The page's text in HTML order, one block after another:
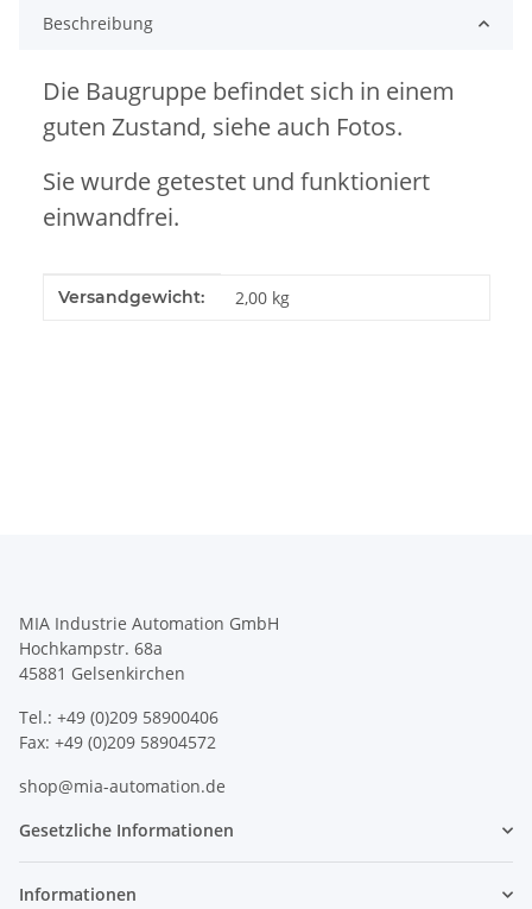
Beschreibung
Die Baugruppe befindet sich in einem
guten Zustand, siehe auch Fotos.
Sie wurde getestet und funktioniert
einwandfrei.
Produkteigenschaft
Wert
Versandgewicht: 2,00 kg
MIA Industrie Automation GmbH
Hochkampstr. 68a
45881 Gelsenkirchen
Tel.: +49 (0)209 58900406
Fax: +49 (0)209 58904572
shop@mia-automation.de
Gesetzliche Informationen
Informationen